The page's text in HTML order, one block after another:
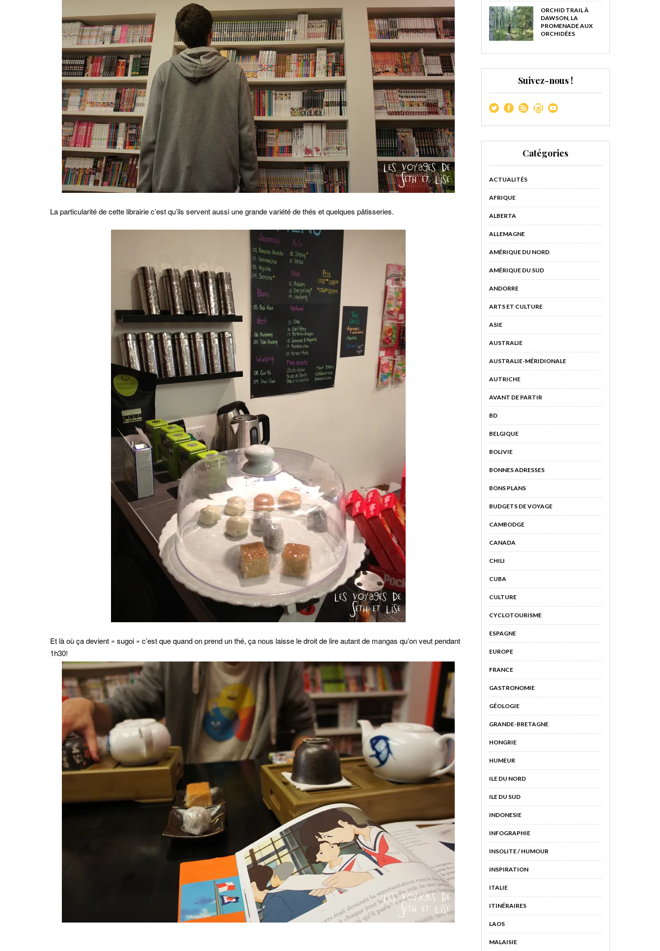
La particularité de cette librairie c’est qu’ils servent aussi une grande variété de thés et quelques pâtisseries.
Et là où ça devient « sugoi » c’est que quand on prend un thé, ça nous laisse le droit de lire autant de mangas qu’on veut pendant
1h30!
ORCHID TRAIL À
DAWSON, LA
PROMENADE AUX
ORCHIDÉES
Suivez-nous !
Catégories
ACTUALITÉS
AFRIQUE
ALBERTA
ALLEMAGNE
AMÉRIQUE DU NORD
AMÉRIQUE DU SUD
ANDORRE
ARTS ET CULTURE
ASIE
AUSTRALIE
AUSTRALIE-MÉRIDIONALE
AUTRICHE
AVANT DE PARTIR
BD
BELGIQUE
BOLIVIE
BONNES ADRESSES
BONS PLANS
BUDGETS DE VOYAGE
CAMBODGE
CANADA
CHILI
CUBA
CULTURE
CYCLOTOURISME
ESPAGNE
EUROPE
FRANCE
GASTRONOMIE
GÉOLOGIE
GRANDE-BRETAGNE
HONGRIE
HUMEUR
ILE DU NORD
ILE DU SUD
INDONESIE
INFOGRAPHIE
INSOLITE / HUMOUR
INSPIRATION
ITALIE
ITINÉRAIRES
LAOS
MALAISIE